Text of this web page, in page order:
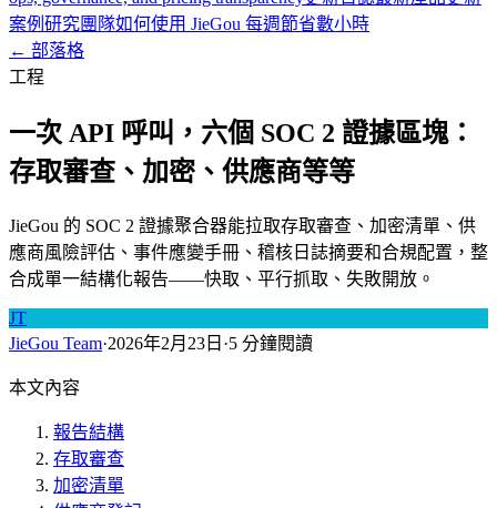
案例研究團隊如何使用 JieGou 每週節省數小時
← 部落格
工程
一次 API 呼叫，六個 SOC 2 證據區塊：
存取審查、加密、供應商等等
JieGou 的 SOC 2 證據聚合器能拉取存取審查、加密清單、供
應商風險評估、事件應變手冊、稽核日誌摘要和合規配置，整
合成單一結構化報告——快取、平行抓取、失敗開放。
JT
JieGou Team·2026年2月23日 ·5 分鐘閱讀
本文內容
報告結構
存取審查
加密清單